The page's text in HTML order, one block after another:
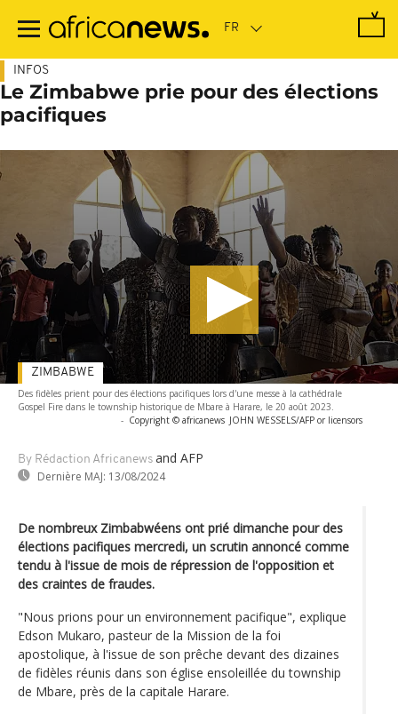
contenu
INFOS
Le Zimbabwe prie pour des élections
pacifiques
Des fidèles prient pour des élections pacifiques lors d'une messe à la cathédrale
Gospel Fire dans le township historique de Mbare à Harare, le 20 août 2023.
- Copyright © africanews JOHN WESSELS/AFP or licensors
By Rédaction Africanews and AFP
Dernière MAJ: 13/08/2024
ZIMBABWE
De nombreux Zimbabwéens ont prié dimanche pour des
élections pacifiques mercredi, un scrutin annoncé comme
tendu à l'issue de mois de répression de l'opposition et
des craintes de fraudes.
"Nous prions pour un environnement pacifique", explique
Edson Mukaro, pasteur de la Mission de la foi
apostolique, à l'issue de son prêche devant des dizaines
de fidèles réunis dans son église ensoleillée du township
de Mbare, près de la capitale Harare.